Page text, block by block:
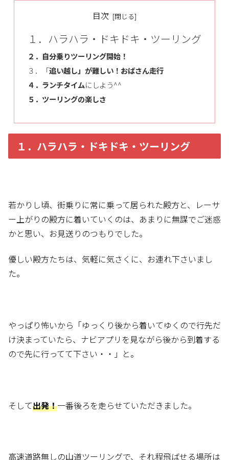
目次
１．ハラハラ・ドキドキ・ツーリング
２．自分乗りツーリング開始！
３．「追い越し」が難しい！おばさん走行
４．ランチタイムにしよう^^
５．ツーリングの楽しさ
１．ハラハラ・ドキドキ・ツーリング
若かりし頃、街乗りに常に乗って居られた殿方と、レーサ
ー上がりの殿方に着いていくのは、あまりに無謀でご迷惑
かと思い、お見送りのつもりでした。
優しい殿方たちは、気軽に気さくに、お連れ下さいまし
た。
やっぱり怖いから「ゆっくり後から着いてゆくので行先だ
け決まっていたら、ナビアプリを見ながら後から到着する
ので先に行ってて下さい・・」と。
そして出発！一番後ろを走らせていただきました。
高速道路無しの山道ツーリングで、それ程飛ばせる場所は